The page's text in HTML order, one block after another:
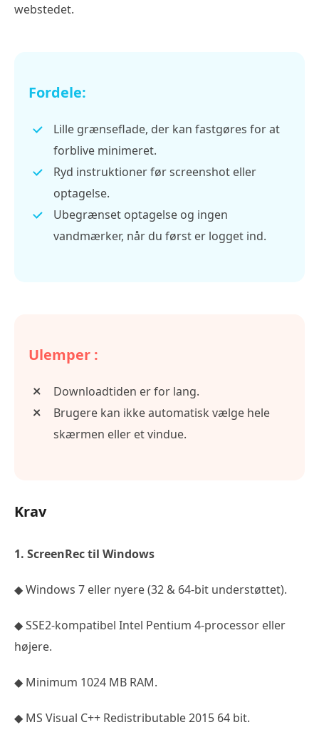
webstedet.
Fordele:
Lille grænseflade, der kan fastgøres for at
forblive minimeret.
Ryd instruktioner før screenshot eller
optagelse.
Ubegrænset optagelse og ingen
vandmærker, når du først er logget ind.
Ulemper :
Downloadtiden er for lang.
Brugere kan ikke automatisk vælge hele
skærmen eller et vindue.
Krav
1. ScreenRec til Windows
◆ Windows 7 eller nyere (32 & 64-bit understøttet).
◆ SSE2-kompatibel Intel Pentium 4-processor eller
højere.
◆ Minimum 1024 MB RAM.
◆ MS Visual C++ Redistributable 2015 64 bit.